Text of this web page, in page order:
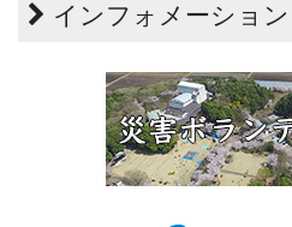
インフォメーション